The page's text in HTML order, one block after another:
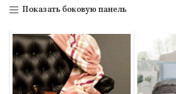
Показать боковую панель